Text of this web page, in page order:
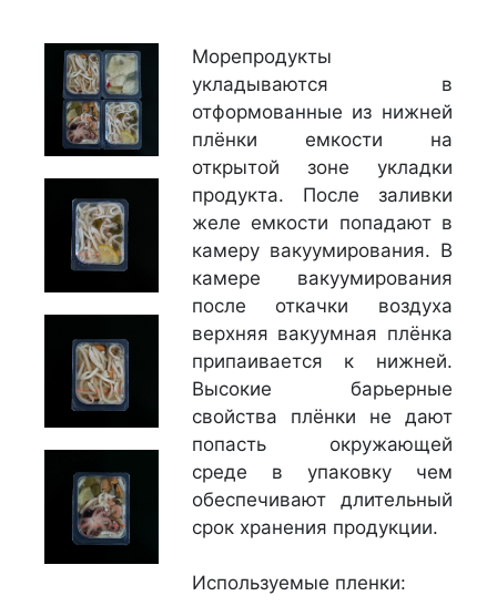
Морепродукты
укладываются в
отформованные из нижней
плёнки емкости на
открытой зоне укладки
продукта. После заливки
желе емкости попадают в
камеру вакуумирования. В
камере вакуумирования
после откачки воздуха
верхняя вакуумная плёнка
припаивается к нижней.
Высокие барьерные
свойства плёнки не дают
попасть окружающей
среде в упаковку чем
обеспечивают длительный
срок хранения продукции.
Используемые пленки: